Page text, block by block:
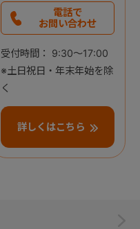
電話で
お問い合わせ
受付時間： 9:30～17:00
※土日祝日・年末年始を除
く
詳しくはこちら